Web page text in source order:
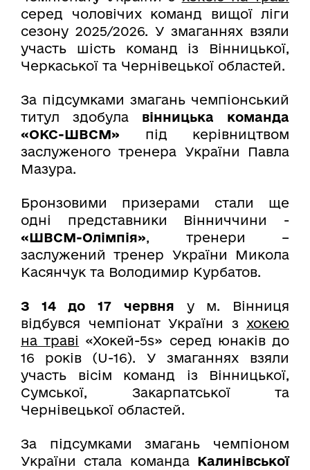
серед чоловічих команд вищої ліги
сезону 2025/2026. У змаганнях взяли
участь шість команд із Вінницької,
Черкаської та Чернівецької областей.
За підсумками змагань чемпіонський
титул здобула вінницька команда
«ОКС-ШВСМ» під керівництвом
заслуженого тренера України Павла
Мазура.
Бронзовими призерами стали ще
одні представники Вінниччини -
«ШВСМ-Олімпія», тренери –
заслужений тренер України Микола
Касянчук та Володимир Курбатов.
З 14 до 17 червня у м. Вінниця
відбувся чемпіонат України з хокею
на траві «Хокей-5s» серед юнаків до
16 років (U-16). У змаганнях взяли
участь вісім команд із Вінницької,
Сумської, Закарпатської та
Чернівецької областей.
За підсумками змагань чемпіоном
України стала команда Калинівської